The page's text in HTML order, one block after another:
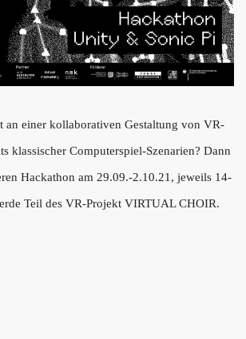
an einer kollaborativen Gestaltung von VR-
klassischer Computerspiel-Szenarien? Dann
Hackathon am 29.09.-2.10.21, jeweils 14-
Teil des VR-Projekt VIRTUAL CHOIR.